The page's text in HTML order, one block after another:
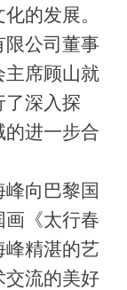
的发展。
限公司董事
主席顾山就
了深入探
的进一步合
向巴黎国
画《太行春
峰精湛的艺
交流的美好